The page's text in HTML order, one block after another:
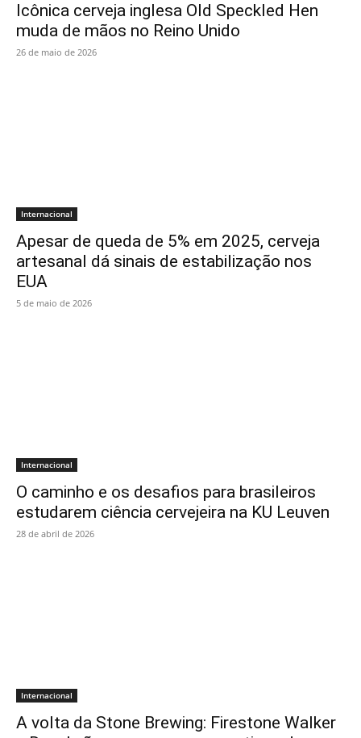
Icônica cerveja inglesa Old Speckled Hen
muda de mãos no Reino Unido
26 de maio de 2026
Internacional
Apesar de queda de 5% em 2025, cerveja
artesanal dá sinais de estabilização nos
EUA
5 de maio de 2026
Internacional
O caminho e os desafios para brasileiros
estudarem ciência cervejeira na KU Leuven
28 de abril de 2026
Internacional
A volta da Stone Brewing: Firestone Walker